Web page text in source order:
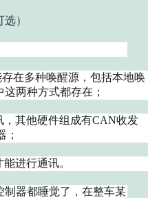
）
在多种唤醒源，包括本地唤
两种方式都存在；
其他硬件组成有CAN收发
；
进行通讯。
制器都睡觉了，在整车某